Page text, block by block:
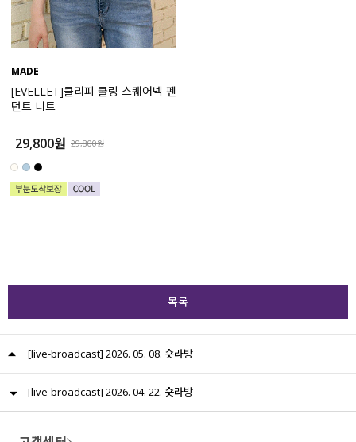
MADE
[EVELLET]클리피 쿨링 스퀘어넥 펜
던트 니트
29,800원 29,800원
목록
[live-broadcast] 2026. 05. 08. 숏라방
[live-broadcast] 2026. 04. 22. 숏라방